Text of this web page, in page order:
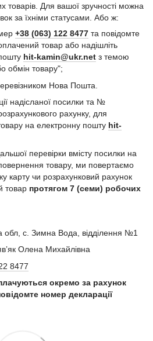
товарів. Для вашої зручності можна
за їхніми статусами. Або ж:
+38 (063) 122 8477 та повідомте
товар або надішліть
hit-kamin@ukr.net з темою
обмін товару";
Нова Пошта.
надісланої посилки та №
рахунку, для
на електронну пошту hit-
перевірки вмісту посилки на
товару, ми повертаємо
карту чи розрахунковий рахунок
товар протягом 7 (семи) робочих
обл, с. Зимна Вода, відділення №1
Олена Михайлівна
8477
окремо за рахунок
номер декларації